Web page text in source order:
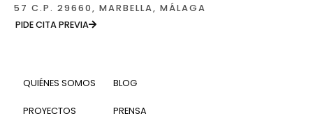
57 C.P. 29660, MARBELLA, MÁLAGA
PIDE CITA PREVIA
QUIÉNES SOMOS
PROYECTOS
BLOG
PRENSA